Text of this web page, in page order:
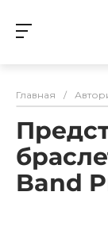
оплату
без
Главная /
Band